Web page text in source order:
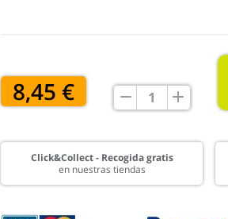
8,45 €
Click&Collect - Recogida gratis
en nuestras tiendas